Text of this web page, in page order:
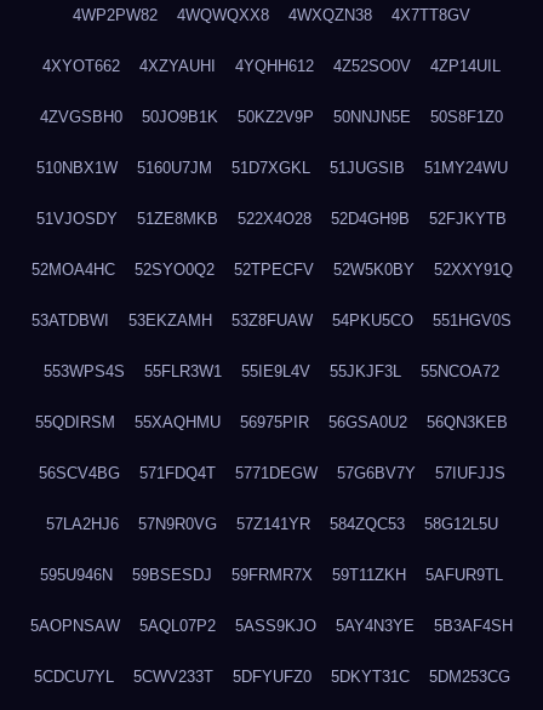
4WP2PW82 4WQWQXX8 4WXQZN38 4X7TT8GV
4XYOT662 4XZYAUHI 4YQHH612 4Z52SO0V 4ZP14UIL
4ZVGSBH0 50JO9B1K 50KZ2V9P 50NNJN5E 50S8F1Z0
510NBX1W 5160U7JM 51D7XGKL 51JUGSIB 51MY24WU
51VJOSDY 51ZE8MKB 522X4O28 52D4GH9B 52FJKYTB
52MOA4HC 52SYO0Q2 52TPECFV 52W5K0BY 52XXY91Q
53ATDBWI 53EKZAMH 53Z8FUAW 54PKU5CO 551HGV0S
553WPS4S 55FLR3W1 55IE9L4V 55JKJF3L 55NCOA72
55QDIRSM 55XAQHMU 56975PIR 56GSA0U2 56QN3KEB
56SCV4BG 571FDQ4T 5771DEGW 57G6BV7Y 57IUFJJS
57LA2HJ6 57N9R0VG 57Z141YR 584ZQC53 58G12L5U
595U946N 59BSESDJ 59FRMR7X 59T11ZKH 5AFUR9TL
5AOPNSAW 5AQL07P2 5ASS9KJO 5AY4N3YE 5B3AF4SH
5CDCU7YL 5CWV233T 5DFYUFZ0 5DKYT31C 5DM253CG